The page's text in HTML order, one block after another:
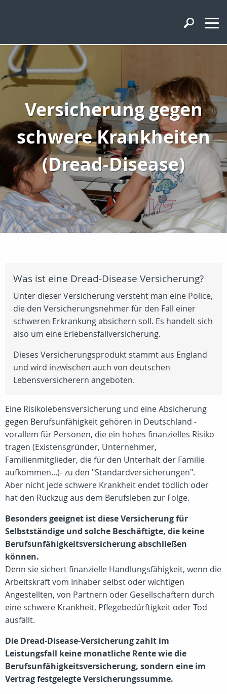
Versicherung gegen
schwere Krankheiten
(Dread-Disease)
Was ist eine Dread-Disease Versicherung?
Unter dieser Versicherung versteht man eine Police,
die den Versicherungsnehmer für den Fall einer
schweren Erkrankung absichern soll. Es handelt sich
also um eine Erlebensfallversicherung.
Dieses Versicherungsprodukt stammt aus England
und wird inzwischen auch von deutschen
Lebensversicherern angeboten.
Eine Risikolebensversicherung und eine Absicherung
gegen Berufsunfähigkeit gehören in Deutschland -
vorallem für Personen, die ein hohes finanzielles Risiko
tragen (Existensgründer, Unternehmer,
Familienmitglieder, die für den Unterhalt der Familie
aufkommen...)- zu den "Standardversicherungen".
Aber nicht jede schwere Krankheit endet tödlich oder
hat den Rückzug aus dem Berufsleben zur Folge.
Besonders geeignet ist diese Versicherung für
Selbstständige und solche Beschäftigte, die keine
Berufsunfähigkeitsversicherung abschließen
können.
Denn sie sichert finanzielle Handlungsfähigkeit, wenn die
Arbeitskraft vom Inhaber selbst oder wichtigen
Angestellten, von Partnern oder Gesellschaftern durch
eine schwere Krankheit, Pflegebedürftigkeit oder Tod
ausfällt.
Die Dread-Disease-Versicherung zahlt im
Leistungsfall keine monatliche Rente wie die
Berufsunfähigkeitsversicherung, sondern eine im
Vertrag festgelegte Versicherungssumme.